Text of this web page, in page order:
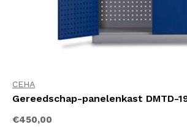
CEHA
Gereedschap-panelenkast DMTD-
€450,00